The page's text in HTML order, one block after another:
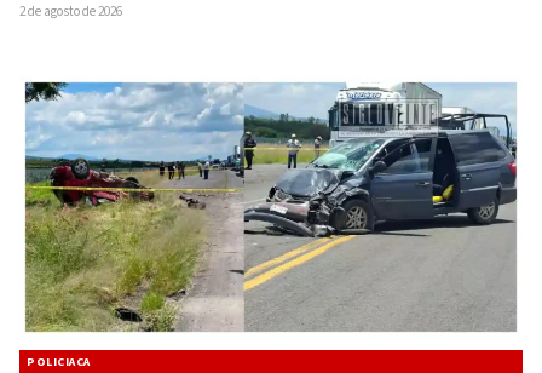
2 de agosto de 2026
POLICIACA